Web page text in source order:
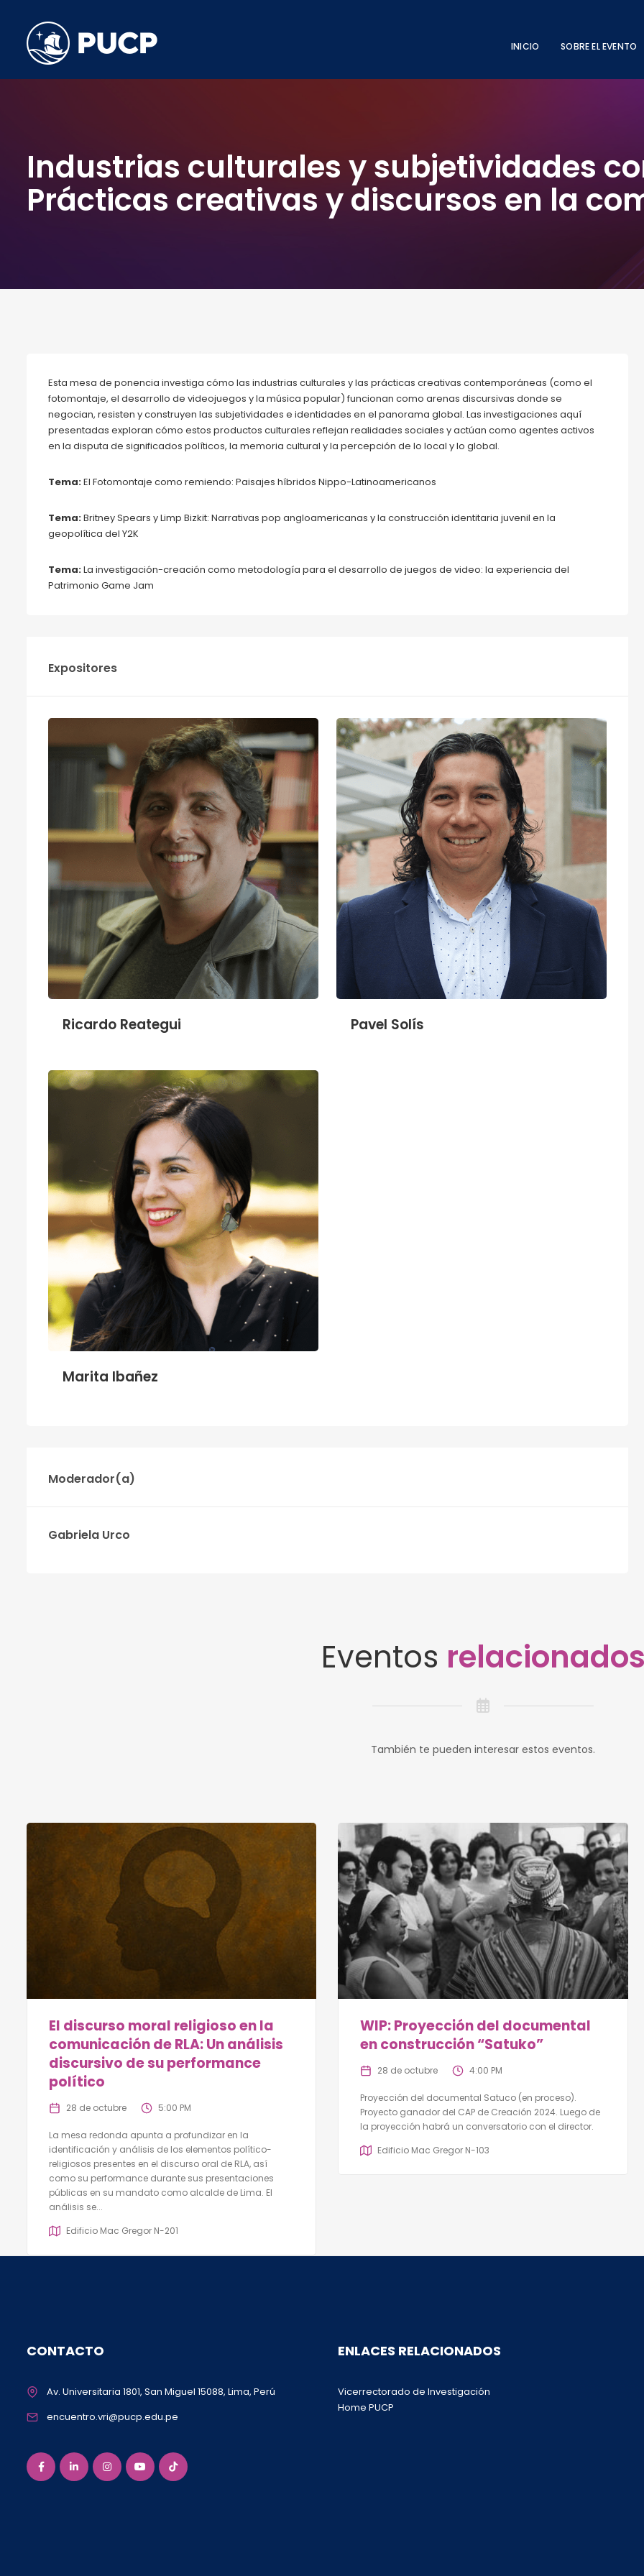
INICIO SOBRE EL EVENTO
Industrias culturales y subjetividades
Prácticas creativas y discursos en la
Esta mesa de ponencia investiga cómo las industrias culturales y las prácticas creativas contemporáneas (como el
fotomontaje, el desarrollo de videojuegos y la música popular) funcionan como arenas discursivas donde se
negocian, resisten y construyen las subjetividades e identidades en el panorama global. Las investigaciones aquí
presentadas exploran cómo estos productos culturales reflejan realidades sociales y actúan como agentes activos
en la disputa de significados políticos, la memoria cultural y la percepción de lo local y lo global.
Tema:El Fotomontaje como remiendo: Paisajes híbridos Nippo-Latinoamericanos
Tema:Britney Spears y Limp Bizkit: Narrativas pop angloamericanas y la construcción identitaria juvenil en la
geopolítica del Y2K
Tema:La investigación-creación como metodología para el desarrollo de juegos de video: la experiencia del
Patrimonio Game Jam
Expositores
Ricardo Reategui Pavel Solís
Marita Ibañez
Moderador(a)
Gabriela Urco
Eventos
También te pueden interesar estos eventos.
El discurso moral religioso en la
comunicación de RLA: Un análisis
discursivo de su performance
político
28 de octubre 5:00 PM
La mesa redonda apunta a profundizar en la
identificación y análisis de los elementos político-
religiosos presentes en el discurso oral de RLA, así
como su performance durante sus presentaciones
públicas en su mandato como alcalde de Lima. El
análisis se...
Edificio Mac Gregor N-201
WIP: Proyección del documental
en construcción “Satuko”
28 de octubre 4:00 PM
Proyección del documental Satuco (en proceso).
Proyecto ganador del CAP de Creación 2024. Luego de
la proyección habrá un conversatorio con el director.
Edificio Mac Gregor N-103
CONTACTO
Av. Universitaria 1801, San Miguel 15088, Lima, Perú
encuentro.vri@pucp.edu.pe
ENLACES RELACIONADOS
Vicerrectorado de Investigación
Home PUCP